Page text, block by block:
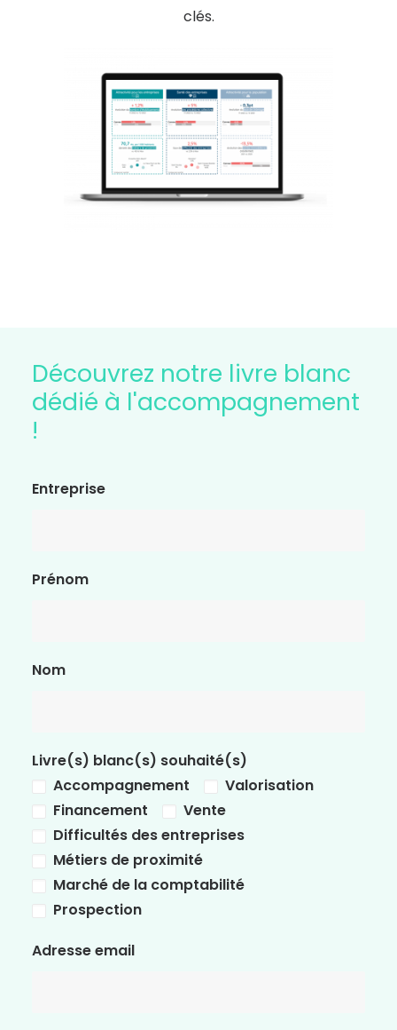
clés.
Découvrez notre livre blanc
dédié à l'accompagnement
!
Entreprise
Prénom
Nom
Livre(s) blanc(s) souhaité(s)
Accompagnement
Valorisation
Financement
Vente
Difficultés des entreprises
Métiers de proximité
Marché de la comptabilité
Prospection
Adresse email